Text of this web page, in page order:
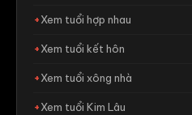
Xem tuổi hợp nhau
Xem tuổi kết hôn
Xem tuổi xông nhà
Xem tuổi Kim Lâu